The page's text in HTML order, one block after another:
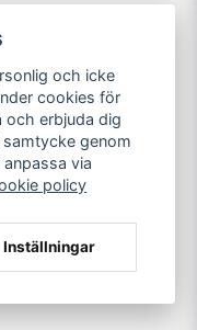
och icke
cookies för
och erbjuda dig
genom
via
policy
Inställningar